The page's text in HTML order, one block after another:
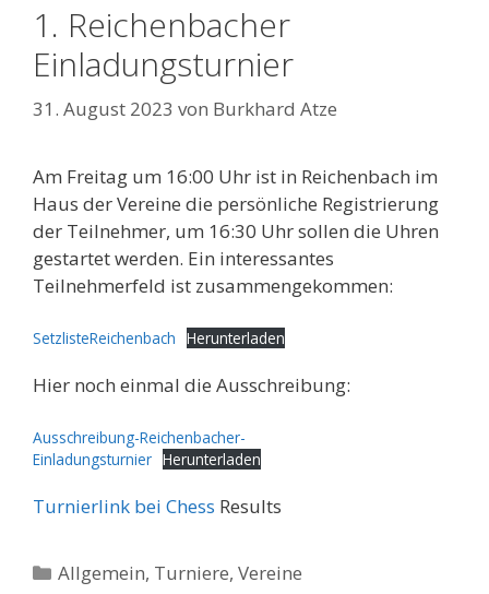
1. Reichenbacher
Einladungsturnier
31. August 2023 von Burkhard Atze
Am Freitag um 16:00 Uhr ist in Reichenbach im
Haus der Vereine die persönliche Registrierung
der Teilnehmer, um 16:30 Uhr sollen die Uhren
gestartet werden. Ein interessantes
Teilnehmerfeld ist zusammengekommen:
SetzlisteReichenbach Herunterladen
Hier noch einmal die Ausschreibung:
Ausschreibung-Reichenbacher-
Einladungsturnier Herunterladen
Turnierlink bei Chess Results
Kategorien
Allgemein, Turniere,Vereine